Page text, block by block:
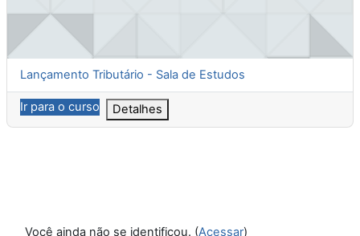
Nome do curso
Lançamento Tributário - Sala de Estudos
Ir para o curso Detalhes
Você ainda não se identificou. (Acessar)